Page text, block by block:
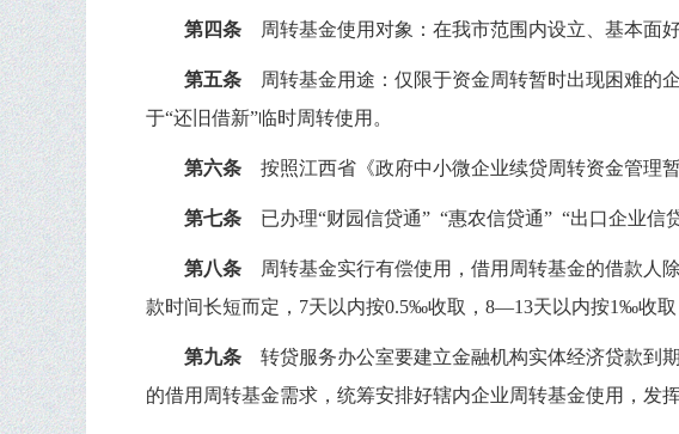
第四条 周转基金使用对象：在我市范围 内设立、基本面
第五条
周转基金用途：仅限于资金周转暂时出现困难的
于“还旧借新”临时周转使用。
第六条 按照江西省《政府中小微企业续贷周转资金管理
第七条 已办理“财园信贷通” “惠农信贷通” “出口企业信
第八条 周转基金实行有偿使用，借用周转基金的借款人
款时间长短而定， 7天以内按0.5‰收取， 8—13天以内按1‰收取
第九条
转贷服务办公室要建立金融机构实体经济贷款到
的借用周转基金需求，统筹安排好辖内企业周转基金使用，发挥